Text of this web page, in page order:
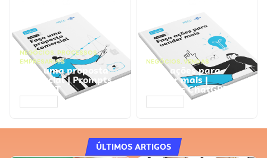
NEGÓCIOS, PROCESSOS
EMPRESARIAIS
Faça uma proposta
comercial | Prompts
ChatGPT
NEGÓCIOS, VENDAS
Faça ações para
vender mais |
Prompts ChatGPT
ÚLTIMOS ARTIGOS